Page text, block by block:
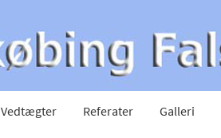
Vedtægter Referater Galleri